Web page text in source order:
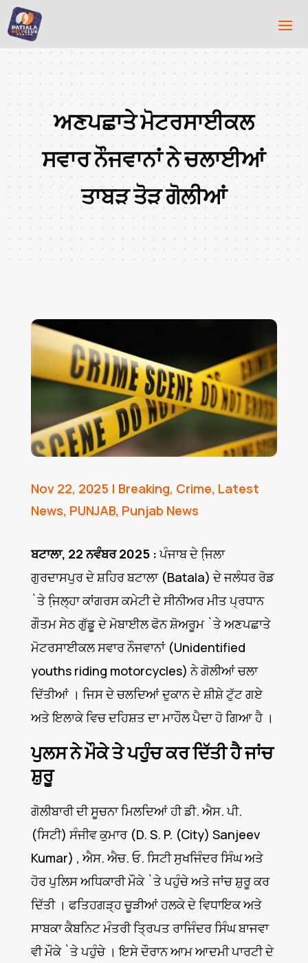
ਅਣਪਛਾਤੇ ਮੋਟਰਸਾਈਕਲ
ਸਵਾਰ ਨੌਜਵਾਨਾਂ ਨੇ ਚਲਾਈਆਂ
ਤਾਬੜ ਤੋੜ ਗੋਲੀਆਂ
Nov 22, 2025 | Breaking, Crime, Latest
News, PUNJAB, Punjab News
ਬਟਾਲਾ, 22 ਨਵੰਬਰ 2025 :ਪੰਜਾਬ ਦੇ ਜਿ਼ਲਾ
ਗੁਰਦਾਸਪੁਰ ਦੇ ਸ਼ਹਿਰ ਬਟਾਲਾ (Batala) ਦੇ ਜਲੰਧਰ ਰੋਡ
`ਤੇ ਜਿ਼ਲ੍ਹਾ ਕਾਂਗਰਸ ਕਮੇਟੀ ਦੇ ਸੀਨੀਅਰ ਮੀਤ ਪ੍ਰਧਾਨ
ਗੌਤਮ ਸੇਠ ਗੁੱਡੂ ਦੇ ਮੋਬਾਈਲ ਫੋਨ ਸ਼ੋਅਰੂਮ `ਤੇ ਅਣਪਛਾਤੇ
ਮੋਟਰਸਾਈਕਲ ਸਵਾਰ ਨੌਜਵਾਨਾਂ (Unidentified
youths riding motorcycles) ਨੇ ਗੋਲੀਆਂ ਚਲਾ
ਦਿੱਤੀਆਂ । ਜਿਸ ਦੇ ਚਲਦਿਆਂ ਦੁਕਾਨ ਦੇ ਸ਼ੀਸ਼ੇ ਟੁੱਟ ਗਏ
ਅਤੇ ਇਲਾਕੇ ਵਿਚ ਦਹਿਸ਼ਤ ਦਾ ਮਾਹੌਲ ਪੈਦਾ ਹੋ ਗਿਆ ਹੈ ।
ਪੁਲਸ ਨੇ ਮੌਕੇ ਤੇ ਪਹੁੰਚ ਕਰ ਦਿੱਤੀ ਹੈ ਜਾਂਚ
ਸ਼ੁਰੂ
ਗੋਲੀਬਾਰੀ ਦੀ ਸੂਚਨਾ ਮਿਲਦਿਆਂ ਹੀ ਡੀ. ਐਸ. ਪੀ.
(ਸਿਟੀ) ਸੰਜੀਵ ਕੁਮਾਰ (D. S. P. (City) Sanjeev
Kumar) , ਐਸ. ਐਚ. ਓ. ਸਿਟੀ ਸੁਖਜਿੰਦਰ ਸਿੰਘ ਅਤੇ
ਹੋਰ ਪੁਲਿਸ ਅਧਿਕਾਰੀ ਮੌਕੇ `ਤੇ ਪਹੁੰਚੇ ਅਤੇ ਜਾਂਚ ਸ਼ੁਰੂ ਕਰ
ਦਿੱਤੀ । ਫਤਿਹਗੜ੍ਹ ਚੂੜੀਆਂ ਹਲਕੇ ਦੇ ਵਿਧਾਇਕ ਅਤੇ
ਸਾਬਕਾ ਕੈਬਨਿਟ ਮੰਤਰੀ ਤ੍ਰਿਪਤ ਰਾਜਿੰਦਰ ਸਿੰਘ ਬਾਜਵਾ
ਵੀ ਮੌਕੇ `ਤੇ ਪਹੁੰਚੇ । ਇਸੇ ਦੌਰਾਨ ਆਮ ਆਦਮੀ ਪਾਰਟੀ ਦੇ